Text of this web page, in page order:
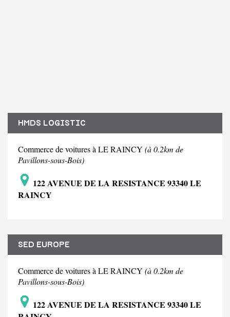
HMDS LOGISTIC
Commerce de voitures à LE RAINCY (à 0.2km de
Pavillons-sous-Bois)
122 AVENUE DE LA RESISTANCE 93340 LE
RAINCY
SED EUROPE
Commerce de voitures à LE RAINCY (à 0.2km de
Pavillons-sous-Bois)
122 AVENUE DE LA RESISTANCE 93340 LE